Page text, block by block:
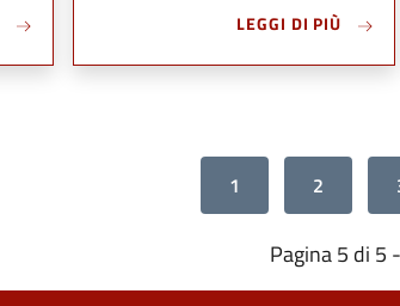
LEGGI DI PIÙ
1 2
Pagina 5 di 5